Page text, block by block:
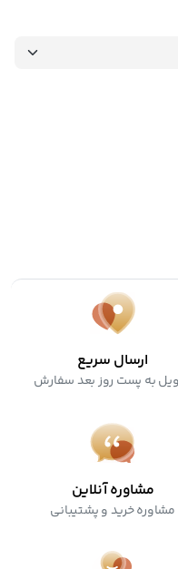
ارسال سریع
به پست روز بعد سفارش
مشاوره آنلاین
مشاوره خرید و پشتیبانی